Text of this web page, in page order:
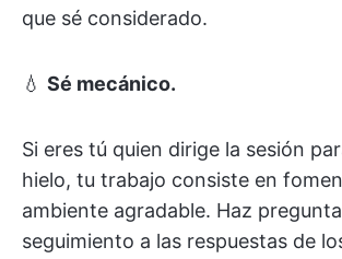
que sé considerado.
💧 Sé mecánico.
Si eres tú quien dirige la sesión
hielo, tu trabajo consiste en
ambiente agradable. Haz
seguimiento a las respuestas de